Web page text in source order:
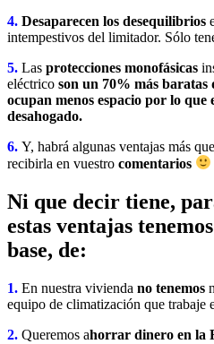
4. Desaparecen los desequilibrios
intempestivos del limitador. Sólo
5. Las protecciones monofásicas
eléctrico son un 70% más baratas
ocupan menos espacio por lo que
desahogado.
6. Y, habrá algunas ventajas más
recibirla en vuestro comentarios
Ni que decir tiene,
estas ventajas
base, de:
1. En nuestra vivienda no tenemos
equipo de climatización que trabaje
2. Queremos ahorrar dinero en la